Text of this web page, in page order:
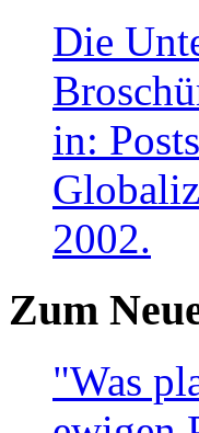
Die
in:
2002.
Zum
"Was